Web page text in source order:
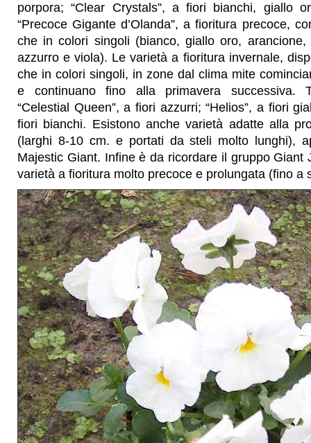
porpora; “Clear Crystals”, a fiori bianchi, giallo
“Precoce Gigante d’Olanda”, a fioritura precoce,
che in colori singoli (bianco, giallo oro, arancione,
azzurro e viola). Le varietà a fioritura invernale,
che in colori singoli, in zone dal clima mite
e continuano fino alla primavera successiva.
“Celestial Queen”, a fiori azzurri; “Helios”, a fiori
fiori bianchi. Esistono anche varietà adatte alla
(larghi 8-10 cm. e portati da steli molto lunghi),
Majestic Giant. Infine è da ricordare il gruppo Giant
varietà a fioritura molto precoce e prolungata (fino a